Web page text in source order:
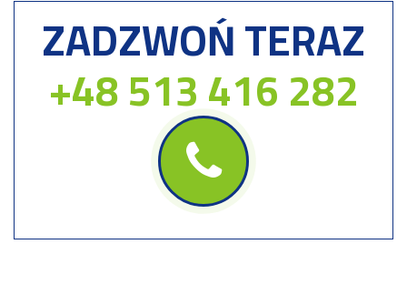
ZADZWOŃ TERAZ
+48 513 416 282